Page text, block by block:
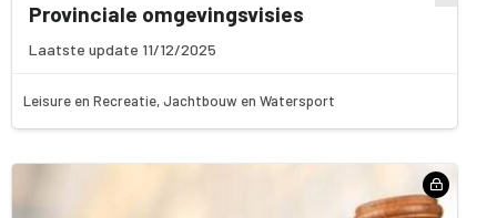
Provinciale omgevingsvisies
Laatste update 11/12/2025
Leisure en Recreatie, Jachtbouw en Watersport